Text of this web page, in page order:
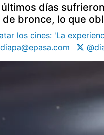
días
bronce, lo que
los cines: 'La